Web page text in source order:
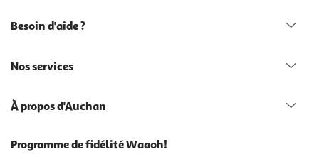
Besoin d'aide ?
Nos services
À propos d'Auchan
Programme de fidélité Waaoh!